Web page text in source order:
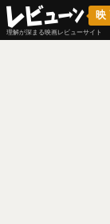
映
理解が深まる映画レビューサイト